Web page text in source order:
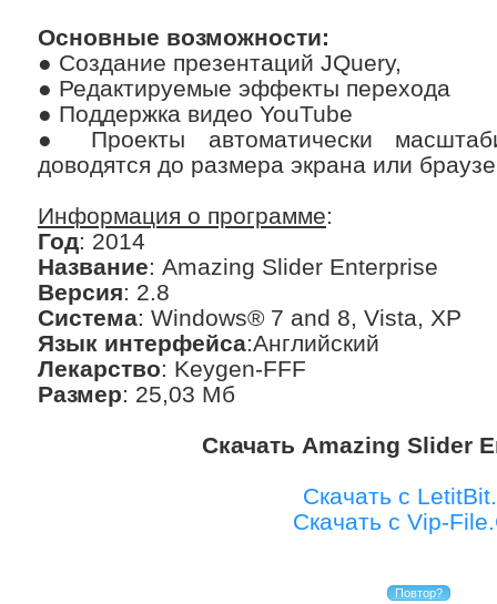
Основные возможности:
● Создание презентаций JQuery,
● Редактируемые эффекты перехода
● Поддержка видео YouTube
● Проекты автоматически
доводятся до размера экрана или
Информация о программе:
Год: 2014
Название: Amazing Slider Enterprise
Версия: 2.8
Система: Windows® 7 and 8, Vista, XP
Язык интерфейса:Английский
Лекарство: Keygen-FFF
Размер: 25,03 Мб
Скачать Amazing Slider
Скачать с
Скачать с Vip-